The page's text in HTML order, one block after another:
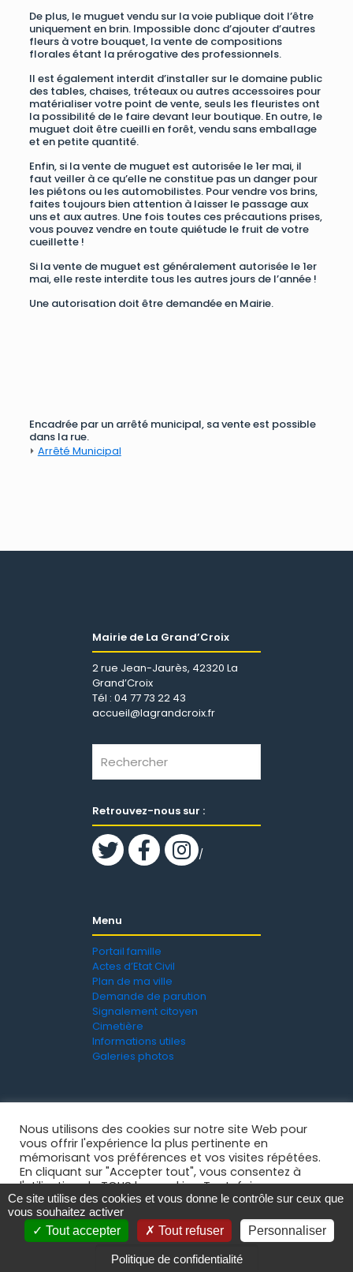
De plus, le muguet vendu sur la voie publique doit l’être
uniquement en brin. Impossible donc d’ajouter d’autres
fleurs à votre bouquet, la vente de compositions
florales étant la prérogative des professionnels.
Il est également interdit d’installer sur le domaine public
des tables, chaises, tréteaux ou autres accessoires pour
matérialiser votre point de vente, seuls les fleuristes ont
la possibilité de le faire devant leur boutique. En outre, le
muguet doit être cueilli en forêt, vendu sans emballage
et en petite quantité.
Enfin, si la vente de muguet est autorisée le 1er mai, il
faut veiller à ce qu’elle ne constitue pas un danger pour
les piétons ou les automobilistes. Pour vendre vos brins,
faites toujours bien attention à laisser le passage aux
uns et aux autres. Une fois toutes ces précautions prises,
vous pouvez vendre en toute quiétude le fruit de votre
cueillette !
Si la vente de muguet est généralement autorisée le 1er
mai, elle reste interdite tous les autres jours de l’année !
Une autorisation doit être demandée en Mairie.
Encadrée par un arrêté municipal, sa vente est possible
dans la rue.
⏵ Arrêté Municipal
Mairie de La Grand’Croix
2 rue Jean-Jaurès, 42320 La
Grand’Croix
Tél : 04 77 73 22 43
accueil@lagrandcroix.fr
Retrouvez-nous sur :
/
Menu
Portail famille
Actes d’Etat Civil
Plan de ma ville
Demande de parution
Signalement citoyen
Cimetière
Informations utiles
Galeries photos
Mentions légales
Ville de La Grand'Croix
Nous utilisons des cookies sur notre site Web pour
vous offrir l'expérience la plus pertinente en
mémorisant vos préférences et vos visites répétées.
En cliquant sur "Accepter tout", vous consentez à
l'utilisation de TOUS les cookies. Toutefois, vous
pouvez visiter "Paramètres des cookies" pour fournir
un consentement contrôlé.
Paramètres des cookies Accepter tout
Ce site utilise des cookies et vous donne le contrôle sur ceux que
vous souhaitez activer
Tout accepter
Tout refuser Personnaliser
Politique de confidentialité